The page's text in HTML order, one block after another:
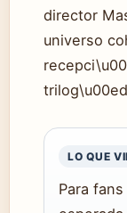
director
universo
LO QUE
Para